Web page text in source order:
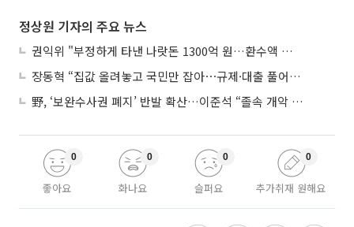
정상원 기자의 주요 뉴스
권익위 "부정하게 타낸 나랏돈 1300억 원…환수액 역대 최대"
장동혁 “집값 올려놓고 국민만 잡아⋯규제·대출 풀어야”
野, ‘보완수사권 폐지’ 반발 확산…이준석 “졸속 개악 입법”
좋아요
0
화나요
0
슬퍼요
0
추가취재 원해요
0